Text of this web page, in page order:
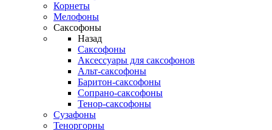
Корнеты
Мелофоны
Саксофоны
Назад
Саксофоны
Аксессуары для саксофонов
Альт-саксофоны
Баритон-саксофоны
Сопрано-саксофоны
Тенор-саксофоны
Сузафоны
Теноргорны